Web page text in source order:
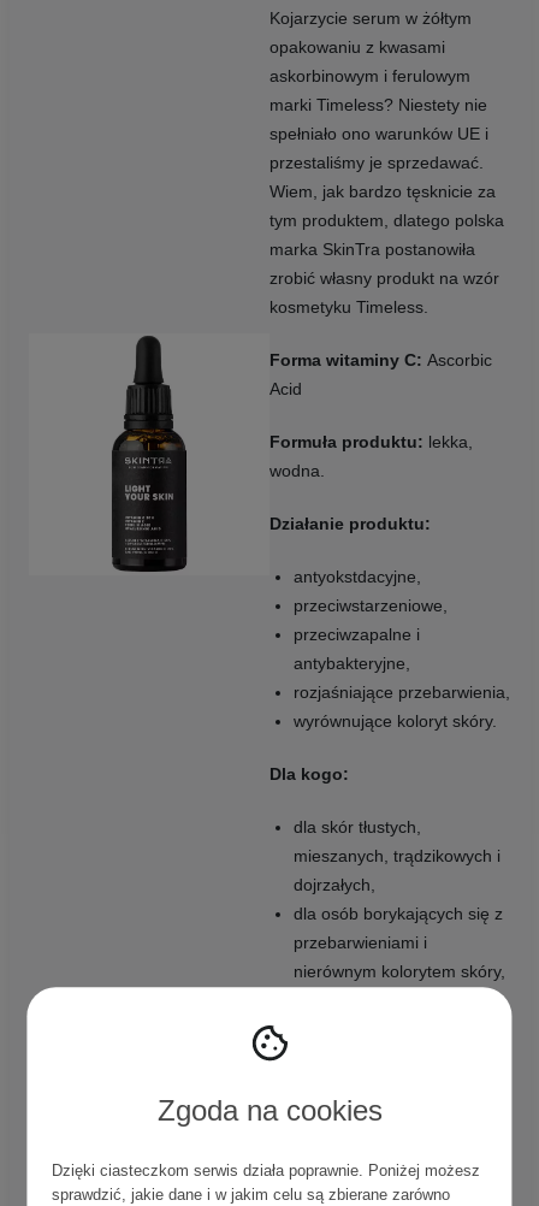
Zgoda na cookies
Dzięki ciasteczkom serwis działa poprawnie. Poniżej możesz
sprawdzić, jakie dane i w jakim celu są zbierane zarówno
Kojarzycie serum w żółtym
opakowaniu z kwasami
askorbinowym i ferulowym
marki Timeless? Niestety nie
spełniało ono warunków UE i
przestaliśmy je sprzedawać.
Wiem, jak bardzo tęsknicie za
tym produktem, dlatego polska
marka SkinTra postanowiła
zrobić własny produkt na wzór
kosmetyku Timeless.
Forma witaminy C: Ascorbic
Acid
Formuła produktu: lekka,
wodna.
Działanie produktu:
antyokstdacyjne,
przeciwstarzeniowe,
przeciwzapalne i
antybakteryjne,
rozjaśniające przebarwienia,
wyrównujące koloryt skóry.
Dla kogo:
dla skór tłustych,
mieszanych, trądzikowych i
dojrzałych,
dla osób borykających się z
przebarwieniami i
nierównym kolorytem skóry,
ALKEMIE – WAKE-UP